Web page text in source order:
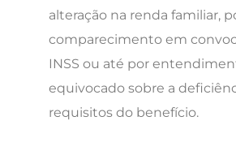
alteração na renda familiar,
comparecimento em
INSS ou até por
equivocado sobre a
requisitos do benefício.